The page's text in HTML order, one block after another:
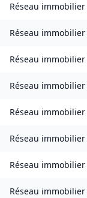
Réseau immobilier
Réseau immobilier
Réseau immobilier
Réseau immobilier
Réseau immobilier
Réseau immobilier
Réseau immobilier
Réseau immobilier